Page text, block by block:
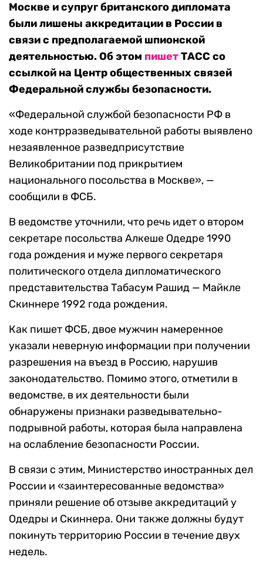
Москве и супруг британского дипломата
были лишены аккредитации в России в
связи с предполагаемой шпионской
деятельностью. Об этом пишетТАСС со
ссылкой на Центр общественных связей
Федеральной службы безопасности.
«Федеральной службой безопасности РФ в
ходе контрразведывательной работы выявлено
незаявленное разведприсутствие
Великобритании под прикрытием
национального посольства в Москве», —
сообщили в ФСБ.
В ведомстве уточнили, что речь идет о втором
секретаре посольства Алкеше Одедре 1990
года рождения и муже первого секретаря
политического отдела дипломатического
представительства Табасум Рашид — Майкле
Скиннере 1992 года рождения.
Как пишет ФСБ, двое мужчин намеренное
указали неверную информации при получении
разрешения на въезд в Россию, нарушив
законодательство. Помимо этого, отметили в
ведомстве, в их деятельности были
обнаружены признаки разведывательно-
подрывной работы, которая была направлена
на ослабление безопасности России.
В связи с этим, Министерство иностранных дел
России и «заинтересованные ведомства»
приняли решение об отзыве аккредитаций у
Одедры и Скиннера. Они также должны будут
покинуть территорию России в течение двух
недель.